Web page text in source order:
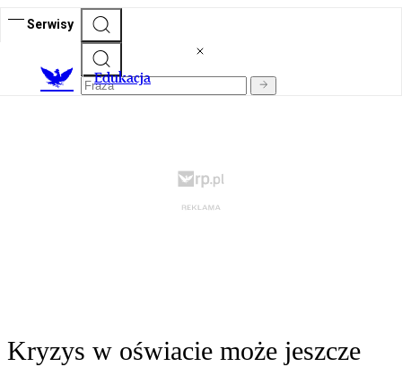
Serwisy
Edukacja
Kryzys w oświacie może jeszcze